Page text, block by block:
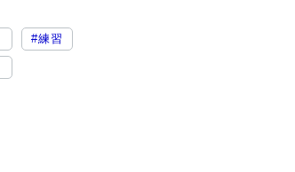
#練習